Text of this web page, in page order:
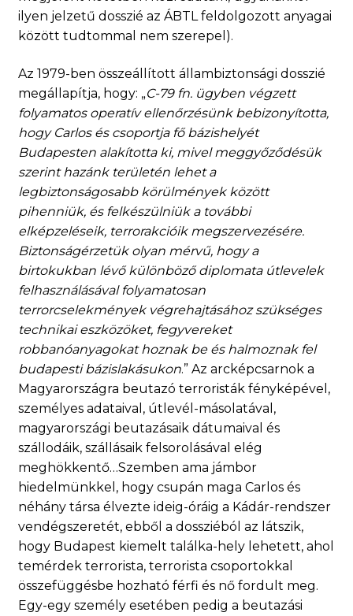
ilyen jelzetű dosszié az ÁBTL feldolgozott anyagai
között tudtommal nem szerepel).
Az 1979-ben összeállított állambiztonsági dosszié
megállapítja, hogy: „C-79 fn. ügyben végzett
folyamatos operatív ellenőrzésünk bebizonyította,
hogy Carlos és csoportja fő bázishelyét
Budapesten alakította ki, mivel meggyőződésük
szerint hazánk területén lehet a
legbiztonságosabb körülmények között
pihenniük, és felkészülniük a további
elképzeléseik, terrorakcióik megszervezésére.
Biztonságérzetük olyan mérvű, hogy a
birtokukban lévő különböző diplomata útlevelek
felhasználásával folyamatosan
terrorcselekmények végrehajtásához szükséges
technikai eszközöket, fegyvereket
robbanóanyagokat hoznak be és halmoznak fel
budapesti bázislakásukon.” Az arcképcsarnok a
Magyarországra beutazó terroristák fényképével,
személyes adataival, útlevél-másolatával,
magyarországi beutazásaik dátumaival és
szállodáik, szállásaik felsorolásával elég
meghökkentő…Szemben ama jámbor
hiedelmünkkel, hogy csupán maga Carlos és
néhány társa élvezte ideig-óráig a Kádár-rendszer
vendégszeretét, ebből a dossziéból az látszik,
hogy Budapest kiemelt találka-hely lehetett, ahol
temérdek terrorista, terrorista csoportokkal
összefüggésbe hozható férfi és nő fordult meg.
Egy-egy személy esetében pedig a beutazási